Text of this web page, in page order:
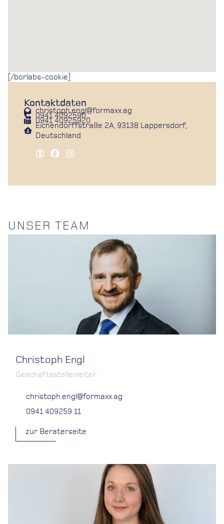
[/borlabs-cookie]
Kontaktdaten
christoph.engl@formaxx.ag
0941 4092590
0941 40925920
Eichendorffstraße 2A, 93138 Lappersdorf,
Deutschland
UNSER TEAM
Christoph Engl
Geschäftsstellenleiter
christoph.engl@formaxx.ag
0941 409259 11
zur Beraterseite